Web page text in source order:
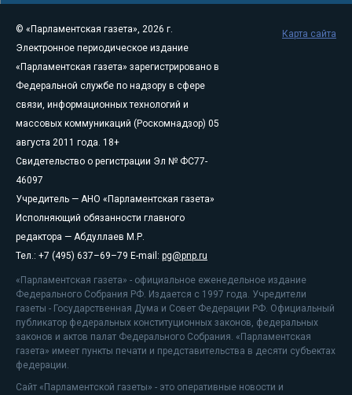
© «Парламентская газета», 2026 г.
Электронное периодическое издание
«Парламентская газета» зарегистрировано в
Федеральной службе по надзору в сфере
связи, информационных технологий и
массовых коммуникаций (Роскомнадзор) 05
августа 2011 года. 18+
Свидетельство о регистрации Эл № ФС77-
46097
Учредитель — АНО «Парламентская газета»
Исполняющий обязанности главного
редактора — Абдуллаев М.Р.
Тел.: +7 (495) 637–69–79 E-mail: pg@pnp.ru
«Парламентская газета» - официальное еженедельное издание
Федерального Собрания РФ. Издается с 1997 года. Учредители
газеты - Государственная Дума и Совет Федерации РФ. Официальный
публикатор федеральных конституционных законов, федеральных
законов и актов палат Федерального Собрания. «Парламентская
газета» имеет пункты печати и представительства в десяти субъектах
федерации.
Сайт «Парламентской газеты» - это оперативные новости и
Карта сайта